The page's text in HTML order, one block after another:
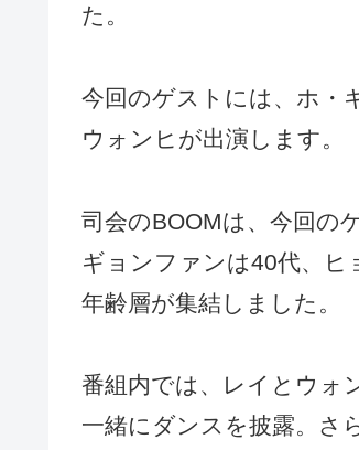
た。
今回のゲストには、ホ・
ウォンヒが出演します。
司会のBOOMは、今回の
ギョンファンは40代、ヒ
年齢層が集結しました。
番組内では、レイとウォ
一緒にダンスを披露。さ